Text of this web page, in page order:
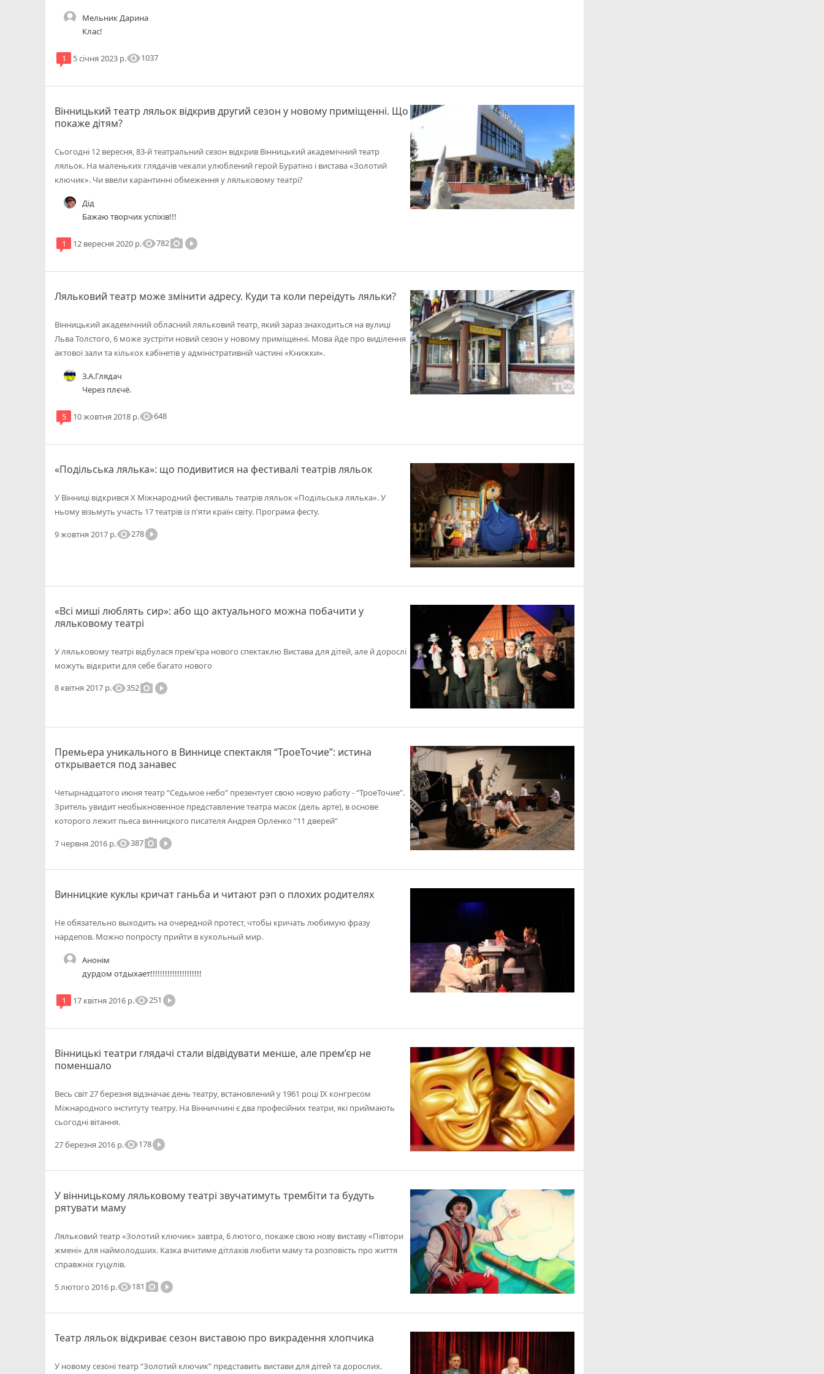
Мельник Дарина
Клас!
1 5 січня 2023 р.visibility1037
Вінницький театр ляльок відкрив другий сезон у новому приміщенні. Що
покаже дітям?
Сьогодні 12 вересня, 83-й театральний сезон відкрив Вінницький академічний театр
ляльок. На маленьких глядачів чекали улюблений герой Буратіно і вистава «Золотий
ключик». Чи ввели карантинні обмеження у ляльковому театрі?
Дід
Бажаю творчих успіхів!!!
1 12 вересня 2020 р.visibility782photo_cameraplay_circle_filled
Ляльковий театр може змінити адресу. Куди та коли переїдуть ляльки?
Вінницький академічний обласний ляльковий театр, який зараз знаходиться на вулиці
Льва Толстого, 6 може зустріти новий сезон у новому приміщенні. Мова йде про виділення
актової зали та кількох кабінетів у адміністративній частині «Книжки».
З.А.Глядач
Через плєчё.
5 10 жовтня 2018 р.visibility648
«Подільська лялька»: що подивитися на фестивалі театрів ляльок
У Вінниці відкрився Х Міжнародний фестиваль театрів ляльок «Подільська лялька». У
ньому візьмуть участь 17 театрів із п'яти країн світу. Програма фесту.
9 жовтня 2017 р.visibility278play_circle_filled
«Всі миші люблять сир»: або що актуального можна побачити у
ляльковому театрі
У ляльковому театрі відбулася прем'єра нового спектаклю Вистава для дітей, але й дорослі
можуть відкрити для себе багато нового
8 квітня 2017 р.visibility352photo_cameraplay_circle_filled
Премьера уникального в Виннице спектакля “ТроеТочие”: истина
открывается под занавес
Четырнадцатого июня театр “Седьмое небо” презентует свою новую работу - “ТроеТочие”.
Зритель увидит необыкновенное представление театра масок (дель арте), в основе
которого лежит пьеса винницкого писателя Андрея Орленко “11 дверей”
7 червня 2016 р.visibility387photo_cameraplay_circle_filled
Винницкие куклы кричат ганьба и читают рэп о плохих родителях
Не обязательно выходить на очередной протест, чтобы кричать любимую фразу
нардепов. Можно попросту прийти в кукольный мир.
Анонім
дурдом отдыхает!!!!!!!!!!!!!!!!!!!!!
1 17 квітня 2016 р.visibility251 play_circle_filled
Вінницькі театри глядачі стали відвідувати менше, але прем’єр не
поменшало
Весь світ 27 березня відзначає день театру, встановлений у 1961 році IX конгресом
Міжнародного інституту театру. На Вінниччині є два професійних театри, які приймають
сьогодні вітання.
27 березня 2016 р.visibility178play_circle_filled
У вінницькому ляльковому театрі звучатимуть трембіти та будуть
рятувати маму
Ляльковий театр «Золотий ключик» завтра, 6 лютого, покаже свою нову виставу «Півтори
жмені» для наймолодших. Казка вчитиме дітлахів любити маму та розповість про життя
справжніх гуцулів.
5 лютого 2016 р.visibility181 photo_cameraplay_circle_filled
Театр ляльок відкриває сезон виставою про викрадення хлопчика
У новому сезоні театр “Золотий ключик” представить вистави для дітей та дорослих.